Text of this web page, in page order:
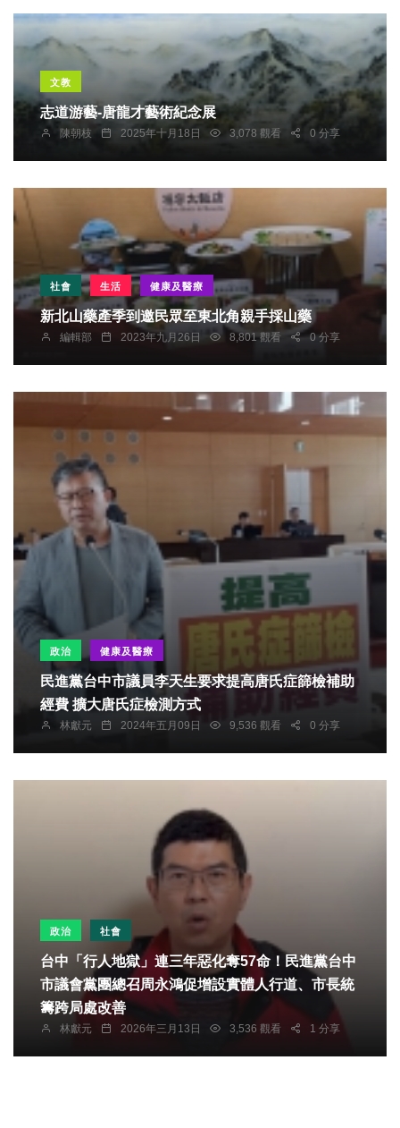
文教
志道游藝-唐龍才藝術紀念展
陳朝枝 2025年十月18日 3,078 觀看 0 分享
社會 生活 健康及醫療
新北山藥產季到邀民眾至東北角親手採山藥
編輯部 2023年九月26日 8,801 觀看 0 分享
政治 健康及醫療
民進黨台中市議員李天生要求提高唐氏症篩檢補助
經費 擴大唐氏症檢測方式
林獻元 2024年五月09日 9,536 觀看 0 分享
政治 社會
台中「行人地獄」連三年惡化奪57命！民進黨台中
市議會黨團總召周永鴻促增設實體人行道、市長統
籌跨局處改善
林獻元 2026年三月13日 3,536 觀看 1 分享